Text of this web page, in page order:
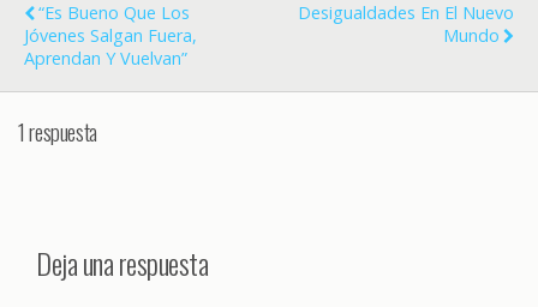
“Es Bueno Que Los
Jóvenes Salgan Fuera,
Aprendan Y Vuelvan”
Desigualdades En El Nuevo
Mundo
1 respuesta
Deja una respuesta